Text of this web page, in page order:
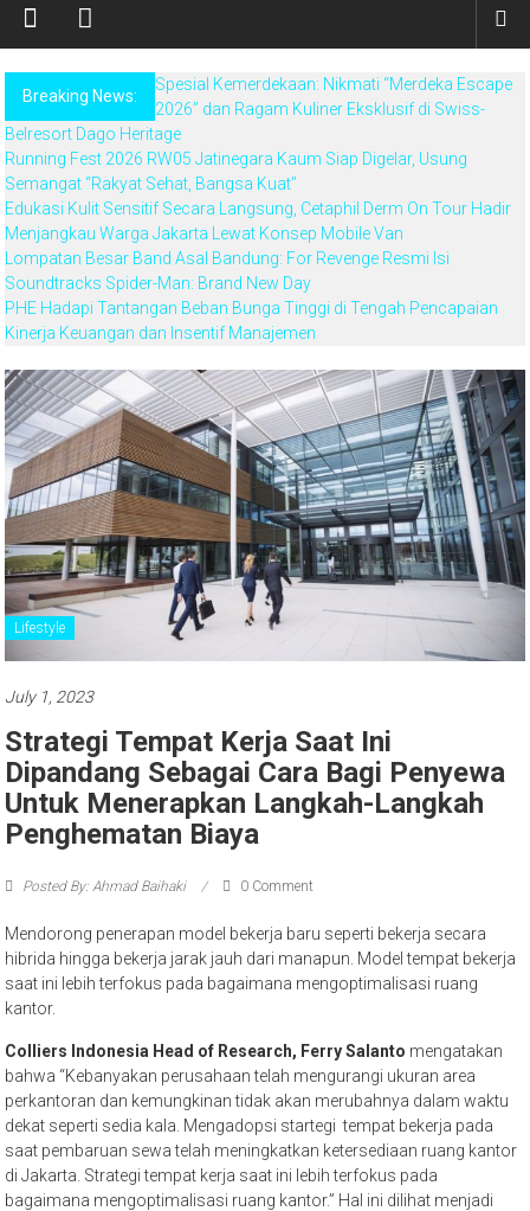
Breaking News:
Spesial Kemerdekaan: Nikmati “Merdeka Escape
2026” dan Ragam Kuliner Eksklusif di Swiss-
Belresort Dago Heritage
Running Fest 2026 RW05 Jatinegara Kaum Siap Digelar, Usung
Semangat “Rakyat Sehat, Bangsa Kuat”
Edukasi Kulit Sensitif Secara Langsung, Cetaphil Derm On Tour Hadir
Menjangkau Warga Jakarta Lewat Konsep Mobile Van
Lompatan Besar Band Asal Bandung: For Revenge Resmi Isi
Soundtracks Spider-Man: Brand New Day
PHE Hadapi Tantangan Beban Bunga Tinggi di Tengah Pencapaian
Kinerja Keuangan dan Insentif Manajemen
Lifestyle
July 1, 2023
Strategi Tempat Kerja Saat Ini
Dipandang Sebagai Cara Bagi Penyewa
Untuk Menerapkan Langkah-Langkah
Penghematan Biaya
Posted By: Ahmad Baihaki 0 Comment
Mendorong penerapan model bekerja baru seperti bekerja secara
hibrida hingga bekerja jarak jauh dari manapun. Model tempat bekerja
saat ini lebih terfokus pada bagaimana mengoptimalisasi ruang
kantor.
Colliers Indonesia Head of Research, Ferry Salanto mengatakan
bahwa “Kebanyakan perusahaan telah mengurangi ukuran area
perkantoran dan kemungkinan tidak akan merubahnya dalam waktu
dekat seperti sedia kala. Mengadopsi startegi tempat bekerja pada
saat pembaruan sewa telah meningkatkan ketersediaan ruang kantor
di Jakarta. Strategi tempat kerja saat ini lebih terfokus pada
bagaimana mengoptimalisasi ruang kantor.” Hal ini dilihat menjadi